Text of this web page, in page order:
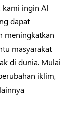
kami ingin AI
dapat
meningkatkan
masyarakat
di dunia. Mulai
iklim,